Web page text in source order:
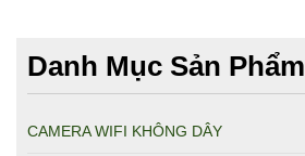
Danh Mục Sản Phẩm
CAMERA WIFI KHÔNG DÂY